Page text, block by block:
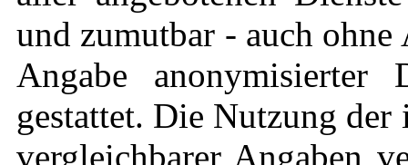
und zumutbar - auch
Angabe anonymisierter
gestattet. Die Nutzung der
vergleichbarer Angaben